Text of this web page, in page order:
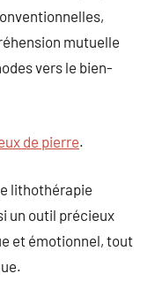
mutuelle
vers le bien-
de pierre.
lithothérapie
un outil précieux
et émotionnel, tout